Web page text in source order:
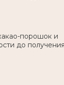
порошок и
до получения